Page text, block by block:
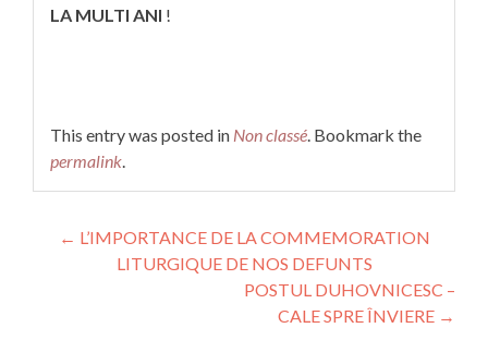
LA MULTI ANI !
This entry was posted in Non classé. Bookmark the
permalink.
Post
navigation
← L’IMPORTANCE DE LA COMMEMORATION
LITURGIQUE DE NOS DEFUNTS
POSTUL DUHOVNICESC –
CALE SPRE ÎNVIERE →